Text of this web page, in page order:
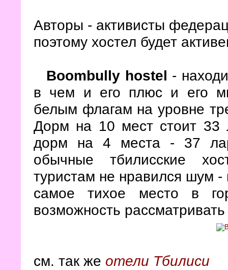
Авторы - активисты
поэтому хостел будет
Boombully hostel -
в чем и его плюс и его
белым флагам на уровне
Дорм на 10 мест стоит
дорм на 4 места - 37
обычные тбилисские
туристам не нравился шум -
самое тихое место в
возможность
см. так же отели Тбилиси